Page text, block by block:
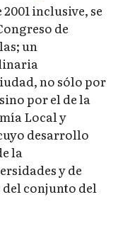
inclusive, se
de
un
no sólo por
por el de la
Local y
desarrollo
la
y de
conjunto del